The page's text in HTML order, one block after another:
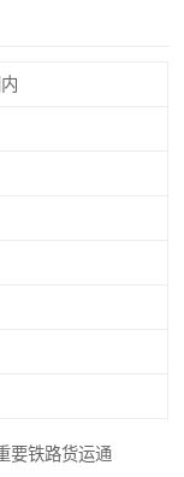
要铁路货运通